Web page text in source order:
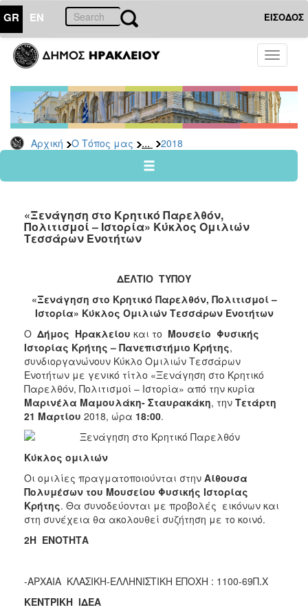
GR EN ΕΙΣΟΔΟΣ
Toggle
Αρχική Ο Τόπος μας ... 2018
ΤΟΠΟΣ
ΜΑΣ
Ανακοινώσεις
Αρχείο
2026
2024
2022
2021
2018
2016
2015
2012
2011
ΔΗΜΟΣ
ΠΟΛΙΤΙΣΜΟΣ
ΑΝΘΕΚΤΙΚΗ
«Ξενάγηση στο Κρητικό Παρελθόν,
Πολιτισμοί – Ιστορία» Κύκλος Ομιλιών
Τεσσάρων Ενοτήτων
ΔΕΛΤΙΟ ΤΥΠΟΥ
«Ξενάγηση στο Κρητικό Παρελθόν, Πολιτισμοί –
Ιστορία» Κύκλος Ομιλιών Τεσσάρων Ενοτήτων
Ο Δήμος Ηρακλείου και το Μουσείο Φυσικής
Ιστορίας Κρήτης – Πανεπιστήμιο Κρήτης,
συνδιοργανώνουν Κύκλο Ομιλιών Τεσσάρων
Ενοτήτων με γενικό τίτλο «Ξενάγηση στο Κρητικό
Παρελθόν, Πολιτισμοί – Ιστορία» από την κυρία
Μαρινέλα Μαμουλάκη- Σταυρακάκη, την Τετάρτη
21 Μαρτίου 2018, ώρα 18:00.
Κύκλος ομιλιών
Οι ομιλίες πραγματοποιούνται στην Αίθουσα
Πολυμέσων του Μουσείου Φυσικής Ιστορίας
Κρήτης. Θα συνοδεύονται με προβολές εικόνων και
στη συνέχεια θα ακολουθεί συζήτηση με το κοινό.
2Η ΕΝΟΤΗΤΑ
-ΑΡΧΑΙΑ ΚΛΑΣΙΚΗ-ΕΛΛΗΝΙΣΤΙΚΗ ΕΠΟΧΗ : 1100-69Π.Χ
ΚΕΝΤΡΙΚΗ ΙΔΕΑ